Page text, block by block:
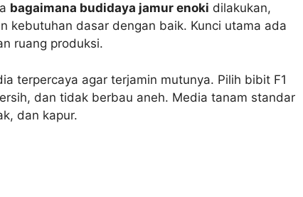
bagaimana budidaya jamur enoki dilakukan,
kebutuhan dasar dengan baik. Kunci utama ada
ruang produksi.
terpercaya agar terjamin mutunya. Pilih bibit F1
dan tidak berbau aneh. Media tanam standar
dan kapur.